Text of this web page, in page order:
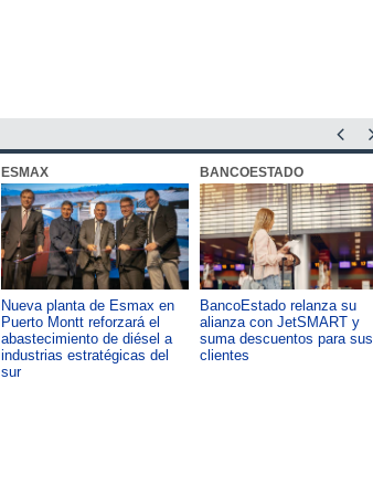
ESMAX
Nueva planta de Esmax en
Puerto Montt reforzará el
abastecimiento de diésel a
industrias estratégicas del
sur
BANCOESTADO
BancoEstado relanza su
alianza con JetSMART y
suma descuentos para sus
clientes